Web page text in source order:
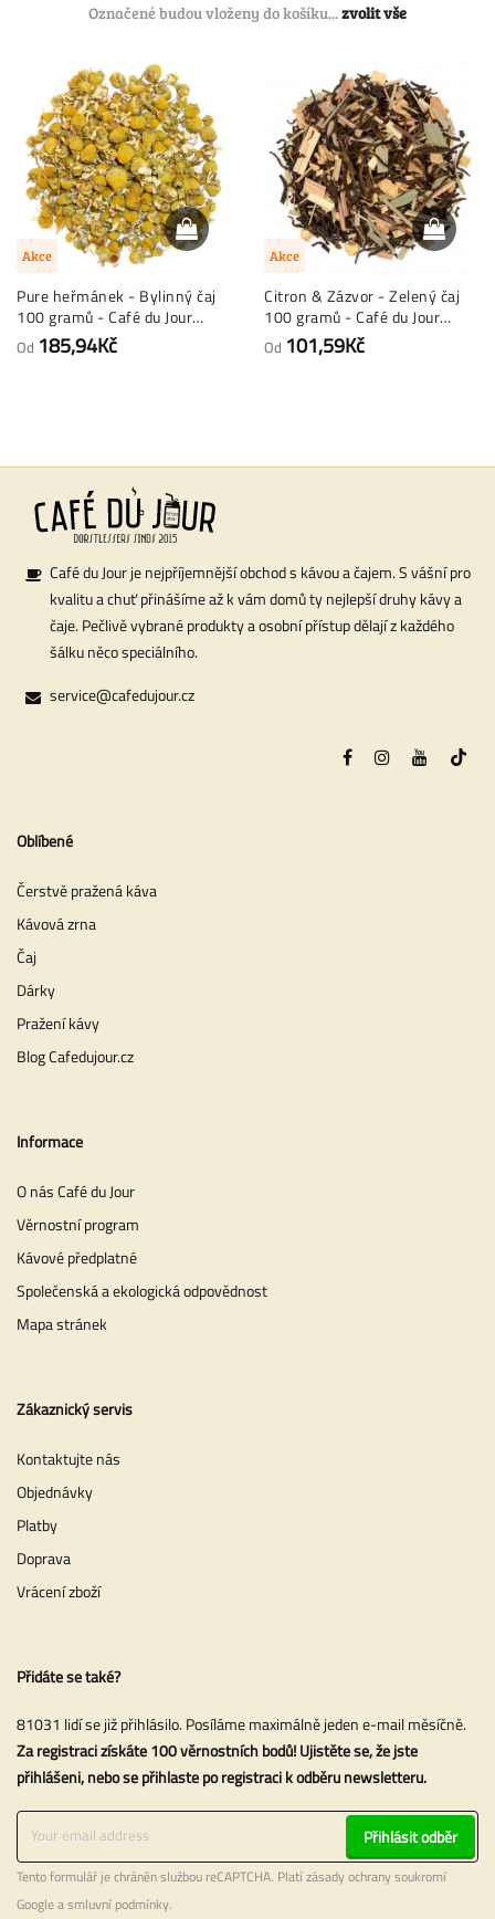
Označené budou vloženy do košíku...zvolit vše
Akce
Pure heřmánek - Bylinný čaj
100 gramů - Café du Jour
sypaný čaj
Od 185,94Kč
Akce
Citron & Zázvor - Zelený čaj
100 gramů - Café du Jour
sypaný čaj
Od 101,59Kč
Café du Jour je nejpříjemnější obchod s kávou a čajem. S vášní pro
kvalitu a chuť přinášíme až k vám domů ty nejlepší druhy kávy a
čaje. Pečlivě vybrané produkty a osobní přístup dělají z každého
šálku něco speciálního.
service@cafedujour.cz
Oblíbené
Čerstvě pražená káva
Kávová zrna
Čaj
Dárky
Pražení kávy
Blog Cafedujour.cz
Informace
O nás Café du Jour
Věrnostní program
Kávové předplatné
Společenská a ekologická odpovědnost
Mapa stránek
Zákaznický servis
Kontaktujte nás
Objednávky
Platby
Doprava
Vrácení zboží
Přidáte se také?
81031 lidí se již přihlásilo. Posíláme maximálně jeden e-mail měsíčně.
Za registraci získáte 100 věrnostních bodů! Ujistěte se, že jste
přihlášeni, nebo se přihlaste po registraci k odběru newsletteru.
Přihlásit odběr
Tento formulář je chráněn službou reCAPTCHA. Platízásady ochrany soukromí
Google asmluvní podmínky.